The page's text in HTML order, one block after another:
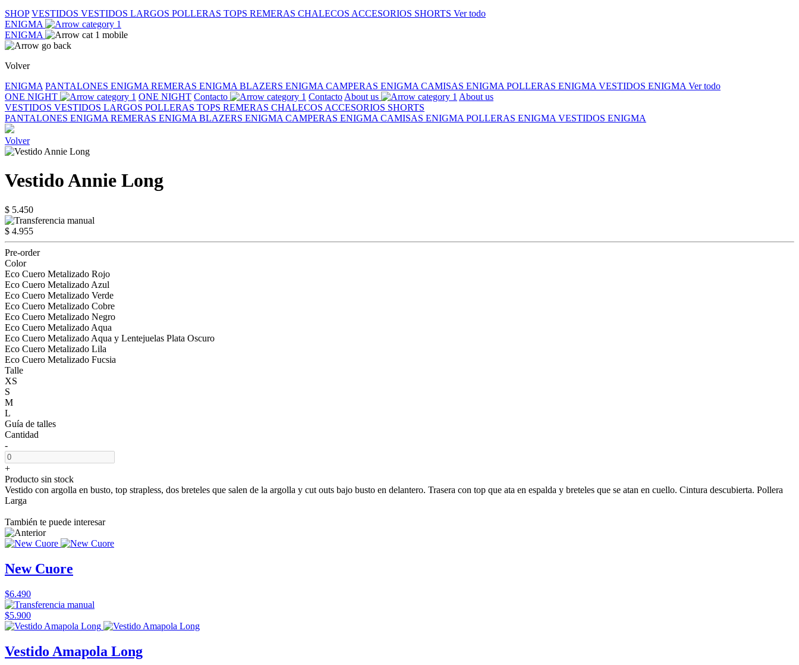
SHOP VESTIDOS VESTIDOS LARGOS POLLERAS TOPS REMERAS CHALECOS ACCESORIOS SHORTS Ver todo
ENIGMA
ENIGMA
Volver
ENIGMA PANTALONES ENIGMA REMERAS ENIGMA BLAZERS ENIGMA CAMPERAS ENIGMA CAMISAS ENIGMA POLLERAS ENIGMA VESTIDOS ENIGMA Ver todo
ONE NIGHT
ONE NIGHT Contacto Contacto About us
About us
VESTIDOS VESTIDOS LARGOS POLLERAS TOPS REMERAS CHALECOS ACCESORIOS SHORTS
PANTALONES ENIGMA REMERAS ENIGMA BLAZERS ENIGMA CAMPERAS ENIGMA CAMISAS ENIGMA POLLERAS ENIGMA VESTIDOS ENIGMA
Volver
Vestido Annie Long
$ 5.450
$ 4.955
Pre-order
Color
Eco Cuero Metalizado Rojo
Eco Cuero Metalizado Azul
Eco Cuero Metalizado Verde
Eco Cuero Metalizado Cobre
Eco Cuero Metalizado Negro
Eco Cuero Metalizado Aqua
Eco Cuero Metalizado Aqua y Lentejuelas Plata Oscuro
Eco Cuero Metalizado Lila
Eco Cuero Metalizado Fucsia
Talle
XS
S
M
L
Guía de talles
Cantidad
-
+
Producto sin stock
Vestido con argolla en busto, top strapless, dos breteles que salen de la argolla y cut outs bajo busto en delantero. Trasera con top que ata en espalda y breteles que se atan en cuello. Cintura descubierta. Pollera
Larga
También te puede interesar
New Cuore
$6.490
$5.900
Vestido Amapola Long